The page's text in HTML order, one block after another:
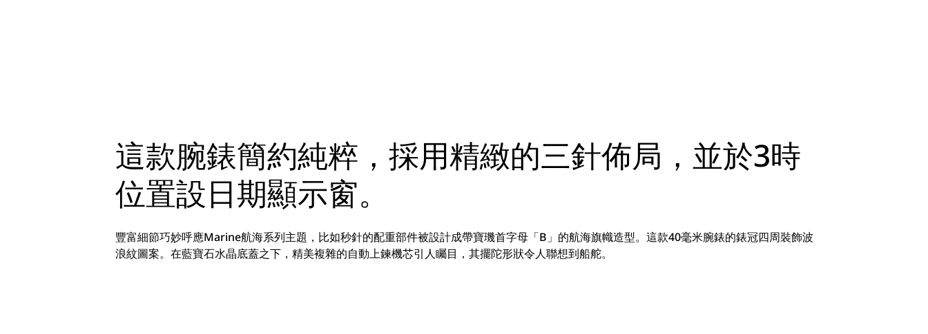
這款腕錶簡約純粹，採用精緻的三針佈局，並於3時
位置設日期顯示窗。
豐富細節巧妙呼應Marine航海系列主題，比如秒針的配重部件被設計成帶寶璣首字母「B」的航海旗幟造型。這款40毫米腕錶的錶冠四周裝飾波
浪紋圖案。在藍寶石水晶底蓋之下，精美複雜的自動上鍊機芯引人矚目，其擺陀形狀令人聯想到船舵。